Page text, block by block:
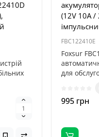
(12V 10A /
FBC122410E
Foxsur
для
995 грн